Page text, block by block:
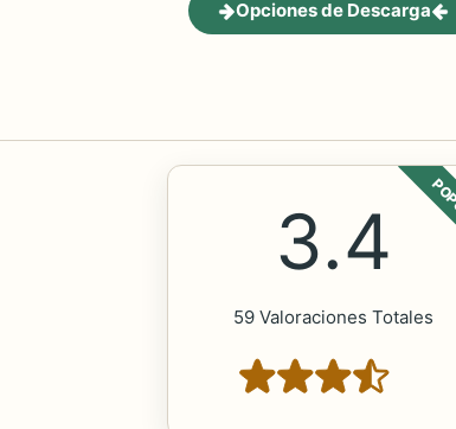
Opciones de Descarga
3.4
59 Valoraciones Totales